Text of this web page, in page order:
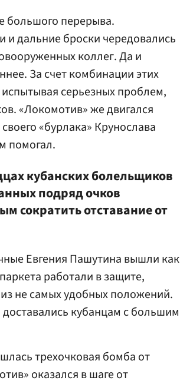
большого перерыва.
дальние броски чередовались
коллег. Да и
За счет комбинации этих
серьезных проблем,
«Локомотив» же двигался
«бурлака» Крунослава
помогал.
кубанских болельщиков
подряд очков
сократить отставание от
Евгения Пашутина вышли как
работали в защите,
не самых удобных положений.
кубанцам с большим
трехочковая бомба от
оказался в шаге от